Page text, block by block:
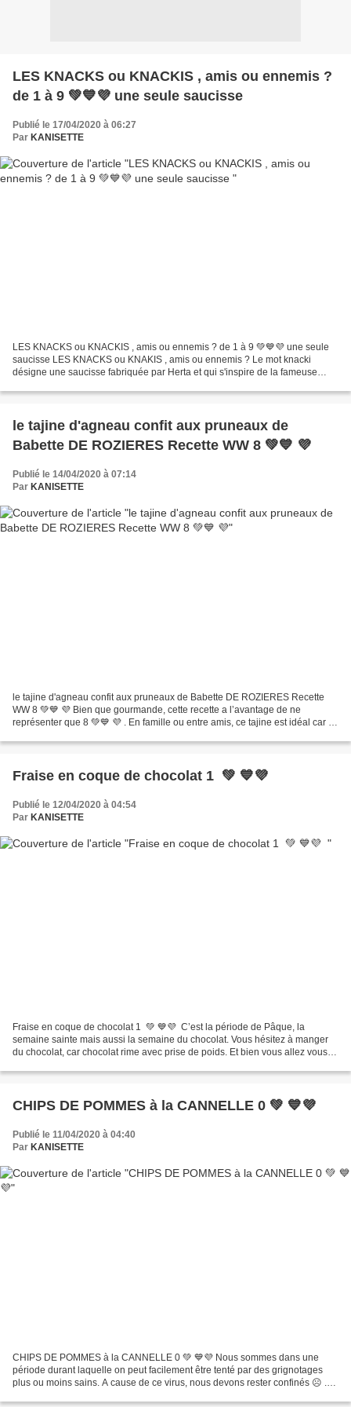
LES KNACKS ou KNACKIS , amis ou ennemis ?
de 1 à 9 💚💙💜 une seule saucisse
Publié le 17/04/2020 à 06:27
Par KANISETTE
LES KNACKS ou KNACKIS , amis ou ennemis ? de 1 à 9 💚💙💜 une seule
saucisse LES KNACKS ou KNAKIS , amis ou ennemis ? Le mot knacki
désigne une saucisse fabriquée par Herta et qui s'inspire de la fameuse
le tajine d'agneau confit aux pruneaux de
Babette DE ROZIERES Recette WW 8 💚💙 💜
Publié le 14/04/2020 à 07:14
Par KANISETTE
le tajine d'agneau confit aux pruneaux de Babette DE ROZIERES Recette
WW 8 💚💙 💜 Bien que gourmande, cette recette a l’avantage de ne
représenter que 8 💚💙 💜 . En famille ou entre amis, ce tajine est idéal car il
Fraise en coque de chocolat 1 💚 💙💜
Publié le 12/04/2020 à 04:54
Par KANISETTE
Fraise en coque de chocolat 1 💚 💙💜 C’est la période de Pâque, la
semaine sainte mais aussi la semaine du chocolat. Vous hésitez à manger
du chocolat, car chocolat rime avec prise de poids. Et bien vous allez vous
CHIPS DE POMMES à la CANNELLE 0 💚 💙💜
Publié le 11/04/2020 à 04:40
Par KANISETTE
CHIPS DE POMMES à la CANNELLE 0 💚 💙💜 Nous sommes dans une
période durant laquelle on peut facilement être tenté par des grignotages
plus ou moins sains. A cause de ce virus, nous devons rester confinés ☹ .